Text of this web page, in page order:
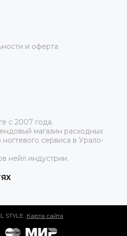
и оферта
с 2007 года.
магазин расходных
сервиса в Урало-
нейл индустрии.
STYLE. Карта сайта